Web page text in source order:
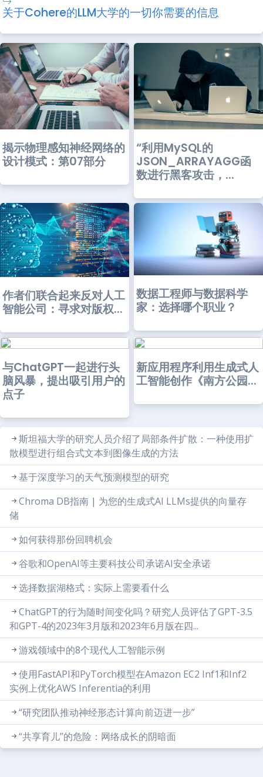
关于Cohere的LLM大学的一切你需要的信息
揭示物理感知神经网络的
设计模式：第07部分
“利用MySQL的
JSON_ARRAYAGG函
数进行黑客攻击，...
作者们联合起来反对人工
智能公司：寻求对版权...
数据工程师与数据科学
家：选择哪个职业？
与ChatGPT一起进行头
脑风暴，提出吸引用户的
点子
新应用程序利用生成式人
工智能创作《南方公园...
斯坦福大学的研究人员介绍了局部条件扩散：一种使用扩
散模型进行组合式文本到图像生成的方法
基于深度学习的天气预测模型的研究
Chroma DB指南 | 为您的生成式AI LLMs提供的向量存
储
如何获得那份回聘机会
谷歌和OpenAI等主要科技公司承诺AI安全承诺
选择数据湖格式：实际上需要看什么
ChatGPT的行为随时间变化吗？研究人员评估了GPT-3.5
和GPT-4的2023年3月版和2023年6月版在四...
游戏领域中的8个现代人工智能示例
使用FastAPI和PyTorch模型在Amazon EC2 Inf1和Inf2
实例上优化AWS Inferentia的利用
“研究团队推动神经形态计算向前迈进一步”
“共享育儿”的危险：网络成长的阴暗面